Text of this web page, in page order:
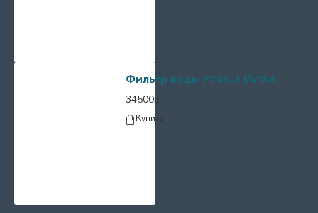
Фильтр воды F76S-1 1/4"AA
34500р.
Купить